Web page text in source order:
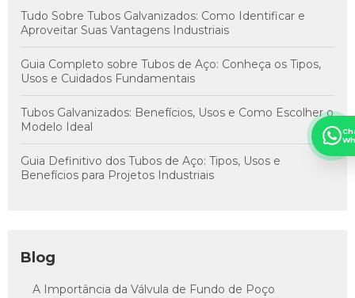
Tudo Sobre Tubos Galvanizados: Como Identificar e
Aproveitar Suas Vantagens Industriais
Guia Completo sobre Tubos de Aço: Conheça os Tipos,
Usos e Cuidados Fundamentais
Tubos Galvanizados: Benefícios, Usos e Como Escolher o
Modelo Ideal
Guia Definitivo dos Tubos de Aço: Tipos, Usos e
Benefícios para Projetos Industriais
Blog
A Importância da Válvula de Fundo de Poço